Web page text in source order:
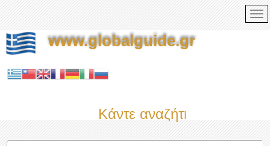
www.globalguide.gr
Κάντε αναζήτηση τώρα